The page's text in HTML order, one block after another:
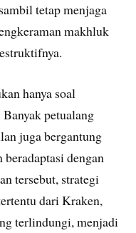
tetap menjaga
makhluk
hanya soal
petualang
juga bergantung
dengan
tersebut, strategi
dari Kraken,
terlindungi, menjadi